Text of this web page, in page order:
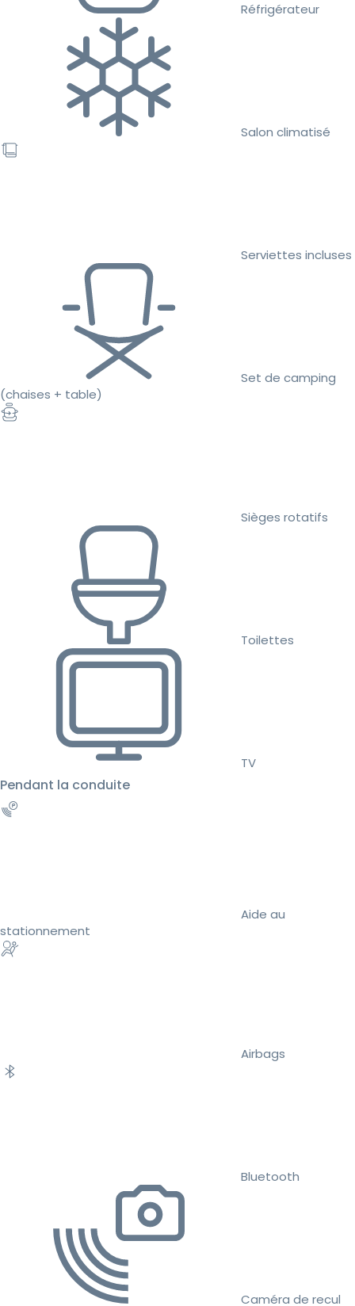
Réfrigérateur
Salon climatisé
Serviettes incluses
Set de camping
(chaises + table)
Sièges rotatifs
Toilettes
TV
Pendant la conduite
Aide au
stationnement
Airbags
Bluetooth
Caméra de recul